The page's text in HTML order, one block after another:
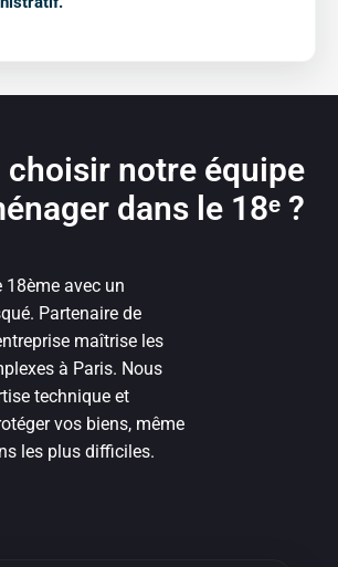
choisir notre équipe
dans le 18ᵉ ?
18ème avec un
Partenaire de
maîtrise les
à Paris. Nous
technique et
vos biens, même
les plus difficiles.